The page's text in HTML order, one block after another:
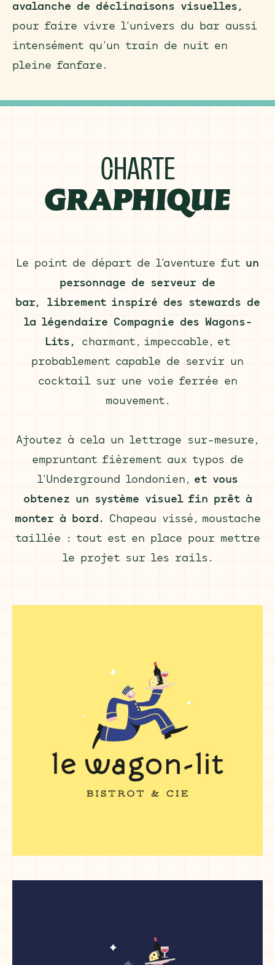
avalanche de déclinaisons visuelles,
pour faire vivre l’univers du bar aussi
intensément qu’un train de nuit en
pleine fanfare.
CHARTE
GRAPHIQUE
Le point de départ de l’aventure fut un
personnage de serveur de
bar, librement inspiré des stewards de
la légendaire Compagnie des Wagons-
Lits, charmant, impeccable, et
probablement capable de servir un
cocktail sur une voie ferrée en
mouvement.
Ajoutez à cela un lettrage sur-mesure,
empruntant fièrement aux typos de
l’Underground londonien, et vous
obtenez un système visuel fin prêt à
monter à bord. Chapeau vissé, moustache
taillée : tout est en place pour mettre
le projet sur les rails.